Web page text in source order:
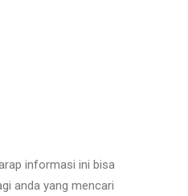
informasi ini bisa
anda yang mencari